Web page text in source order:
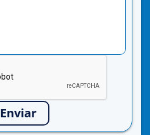
Enviar